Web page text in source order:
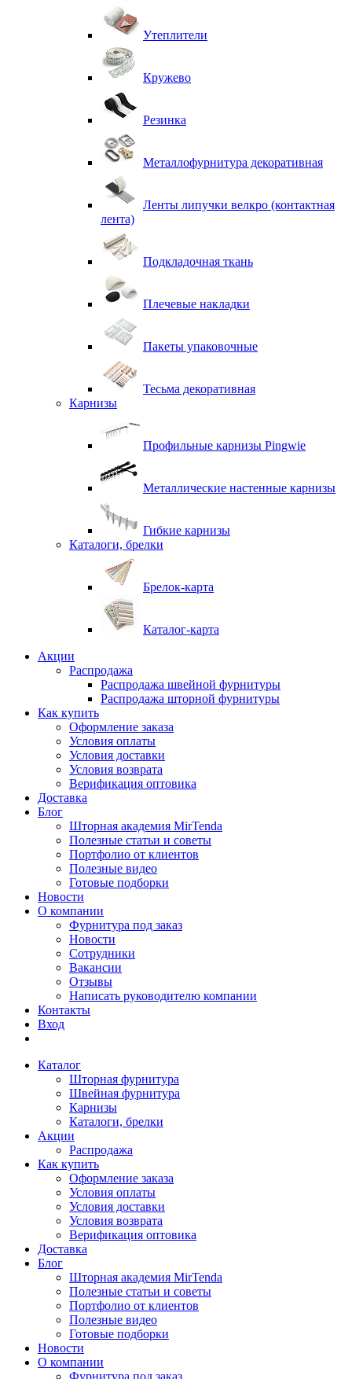
Утеплители
Кружево
Резинка
Металлофурнитура декоративная
Ленты липучки велкро (контактная
лента)
Подкладочная ткань
Плечевые накладки
Пакеты упаковочные
Тесьма декоративная
Карнизы
Профильные карнизы Pingwie
Металлические настенные карнизы
Гибкие карнизы
Каталоги, брелки
Брелок-карта
Каталог-карта
Акции
Распродажа
Распродажа швейной фурнитуры
Распродажа шторной фурнитуры
Как купить
Оформление заказа
Условия оплаты
Условия доставки
Условия возврата
Верификация оптовика
Доставка
Блог
Шторная академия MirTenda
Полезные статьи и советы
Портфолио от клиентов
Полезные видео
Готовые подборки
Новости
О компании
Фурнитура под заказ
Новости
Сотрудники
Вакансии
Отзывы
Написать руководителю компании
Контакты
Вход
Каталог
Шторная фурнитура
Швейная фурнитура
Карнизы
Каталоги, брелки
Акции
Распродажа
Как купить
Оформление заказа
Условия оплаты
Условия доставки
Условия возврата
Верификация оптовика
Доставка
Блог
Шторная академия MirTenda
Полезные статьи и советы
Портфолио от клиентов
Полезные видео
Готовые подборки
Новости
О компании
Фурнитура под заказ